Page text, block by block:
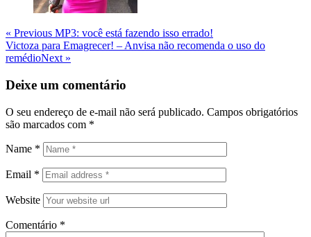
Navegação
de
Previous
Post
« Previous MP3: você está fazendo isso errado!
Next
Post
Victoza para Emagrecer! – Anvisa não recomenda o uso do
remédioNext »
Deixe um comentário
O seu endereço de e-mail não será publicado. Campos obrigatórios
são marcados com *
Name *
Email *
Website
Comentário *